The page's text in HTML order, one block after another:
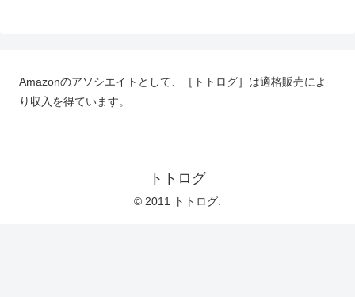
Amazonのアソシエイトとして、［トトログ］は適格販売によ
り収入を得ています。
トトログ
© 2011 トトログ.